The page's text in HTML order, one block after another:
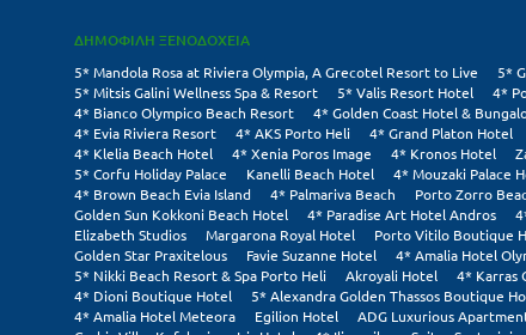
ΔΗΜΟΦΙΛΗ ΞΕΝΟΔΟΧΕΙΑ
5* Mandola Rosa at Riviera Olympia, A Grecotel Resort to Live 5*
5* Mitsis Galini Wellness Spa & Resort
5* Valis Resort Hotel 4*
4* Bianco Olympico Beach Resort
4* Golden Coast Hotel &
4* Evia Riviera Resort
4* AKS Porto Heli 4* Grand Platon Hotel
4* Klelia Beach Hotel
4* Xenia Poros Image 4* Kronos Hotel
5* Corfu Holiday Palace
Kanelli Beach Hotel 4* Mouzaki Palace
4* Brown Beach Evia Island
4* Palmariva Beach Porto Zorro
Golden Sun Kokkoni Beach Hotel
4* Paradise Art Hotel Andros
Elizabeth Studios
Margarona Royal Hotel Porto Vitilo Boutique
Golden Star Praxitelous
Favie Suzanne Hotel 4* Amalia Hotel
5* Nikki Beach Resort & Spa Porto Heli
Akroyali Hotel 4* Karras
4* Dioni Boutique Hotel
5* Alexandra Golden Thassos Boutique
4* Amalia Hotel Meteora
Egilion Hotel ADG Luxurious